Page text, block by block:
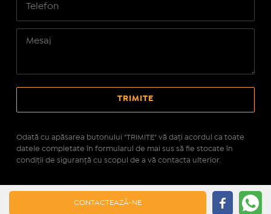
CONTACTEAZĂ-NE
Odată cu apăsarea butonului "TRIMITE" vă daţi acordul ca toate
datele completate în formularul de mai sus să fie stocate în
condiţii de siguranţă cu scopul de a vă contacta ulterior.
IMOPEDIA.ro - Anunțuri
pe tehnologie Real Manager - CRM Imobiliar